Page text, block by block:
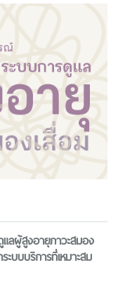
ลผู้สูงอายุภาวะสมอง
บบบริการที่เหมาะสม